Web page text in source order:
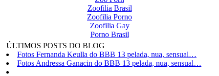
Zoofilia Brasil
Zoofilia Porno
Zoofilia Gay
Porno Brasil
ÚLTIMOS POSTS DO BLOG
Fotos Fernanda Keulla do BBB 13 pelada, nua, sensual…
Fotos Andressa Ganacin do BBB 13 pelada, nua, sensual…